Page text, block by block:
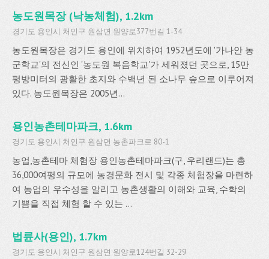
농도원목장 (낙농체험), 1.2km
경기도 용인시 처인구 원삼면 원양로377번길 1-34
농도원목장은 경기도 용인에 위치하여 1952년도에 '가나안 농
군학교'의 전신인 '농도원 복음학교'가 세워졌던 곳으로, 15만
평방미터의 광활한 초지와 수백년 된 소나무 숲으로 이루어져
있다. 농도원목장은 2005년...
용인농촌테마파크, 1.6km
경기도 용인시 처인구 원삼면 농촌파크로 80-1
농업,농촌테마 체험장 용인농촌테마파크(구, 우리랜드)는 총
36,000여평의 규모에 농경문화 전시 및 각종 체험장을 마련하
여 농업의 우수성을 알리고 농촌생활의 이해와 교육, 수학의
기쁨을 직접 체험 할 수 있는 ...
법륜사(용인), 1.7km
경기도 용인시 처인구 원삼면 원양로124번길 32-29